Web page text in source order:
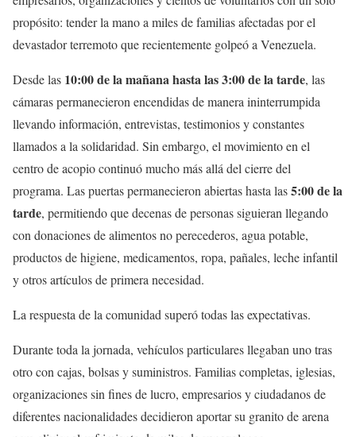
propósito: tender la mano a miles de familias afectadas por el
devastador terremoto que recientemente golpeó a Venezuela.
Desde las 10:00 de la mañana hasta las 3:00 de la tarde, las
cámaras permanecieron encendidas de manera ininterrumpida
llevando información, entrevistas, testimonios y constantes
llamados a la solidaridad. Sin embargo, el movimiento en el
centro de acopio continuó mucho más allá del cierre del
programa. Las puertas permanecieron abiertas hasta las5:00 de la
tarde, permitiendo que decenas de personas siguieran llegando
con donaciones de alimentos no perecederos, agua potable,
productos de higiene, medicamentos, ropa, pañales, leche infantil
y otros artículos de primera necesidad.
La respuesta de la comunidad superó todas las expectativas.
Durante toda la jornada, vehículos particulares llegaban uno tras
otro con cajas, bolsas y suministros. Familias completas, iglesias,
organizaciones sin fines de lucro, empresarios y ciudadanos de
diferentes nacionalidades decidieron aportar su granito de arena